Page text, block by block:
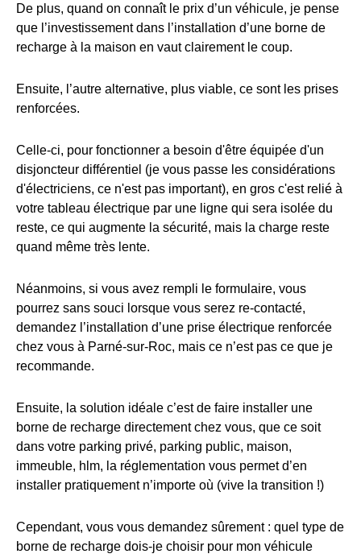
De plus, quand on connaît le prix d’un véhicule, je pense
que l’investissement dans l’installation d’une borne de
recharge à la maison en vaut clairement le coup.
Ensuite, l’autre alternative, plus viable, ce sont les prises
renforcées.
Celle-ci, pour fonctionner a besoin d'être équipée d'un
disjoncteur différentiel (je vous passe les considérations
d'électriciens, ce n'est pas important), en gros c'est relié à
votre tableau électrique par une ligne qui sera isolée du
reste, ce qui augmente la sécurité, mais la charge reste
quand même très lente.
Néanmoins, si vous avez rempli le formulaire, vous
pourrez sans souci lorsque vous serez re-contacté,
demandez l’installation d’une prise électrique renforcée
chez vous à Parné-sur-Roc, mais ce n’est pas ce que je
recommande.
Ensuite, la solution idéale c’est de faire installer une
borne de recharge directement chez vous, que ce soit
dans votre parking privé, parking public, maison,
immeuble, hlm, la réglementation vous permet d’en
installer pratiquement n’importe où (vive la transition !)
Cependant, vous vous demandez sûrement : quel type de
borne de recharge dois-je choisir pour mon véhicule